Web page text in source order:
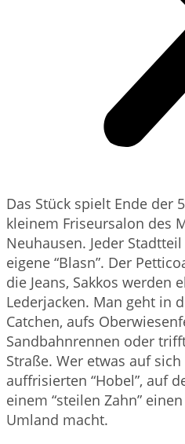
Das Stück spielt Ende der
kleinem Friseursalon des
Neuhausen. Jeder
eigene “Blasn”. Der
die Jeans, Sakkos werden
Lederjacken. Man geht in
Catchen, aufs
Sandbahnrennen oder
Straße. Wer etwas auf
auffrisierten “Hobel”, auf
einem “steilen Zahn”
Umland macht.